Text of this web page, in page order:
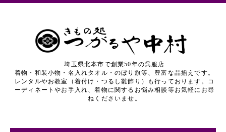
埼玉県北本市で創業50年の呉服店
着物・和装小物・名入れタオル・のぼり旗等、豊富な品揃えです。
レンタルやお教室（着付け・つるし雛飾り）も行っております。コ
ーディネートやお手入れ、着物に関するお悩み相談等お気軽にお尋
ねくださいませ。